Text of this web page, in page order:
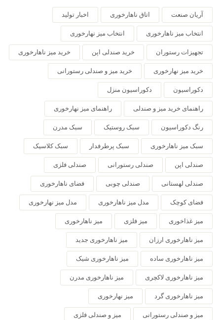
آریان صنعت اتاق ناهارخوری اخبار تولید
انتخاب میز ناهارخوری انتخاب میز نهارخوری
تجهیزات رستوران خرید صندلی اپن خرید میز ناهارخوری
خرید میز نهارخوری خرید میز و صندلی رستورانی
دکوراسیون دکوراسیون منزل
راهنمای خرید میز و صندلی راهنمای میز نهارخوری
رنگ دکوراسیون سبک روستیک سبک مدرن
سبک میز ناهارخوری سبک پرطرفدار سبک کلاسیک
صندلی اپن صندلی رستورانی صندلی فلزی
صندلی لهستانی صندلی چوبی فضای ناهارخوری
فضای کوچک مدل میز ناهارخوری مدل میز نهارخوری
میز غذاخوری میز فلزی میز ناهارخوری
میز ناهارخوری ارزان میز ناهارخوری جدید
میز ناهارخوری ساده میز ناهارخوری شیک
میز ناهارخوری لاکچری میز ناهارخوری مدرن
میز ناهارخوری گرد میز نهارخوری
میز و صندلی رستورانی میز و صندلی فلزی